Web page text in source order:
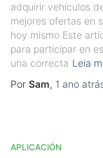
adquirir vehículos
mejores ofertas en
hoy mismo Este
para participar en
una correcta Leia
Por Sam, 1 ano
APLICACIÓN